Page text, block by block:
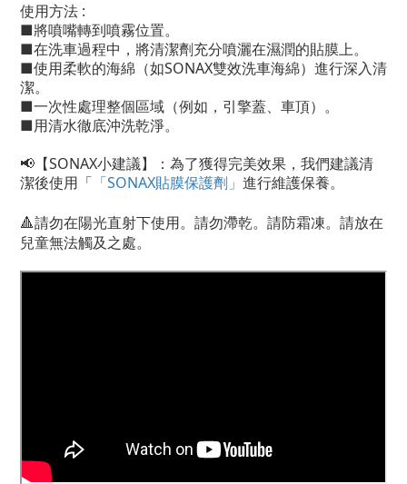
使用方法 :
■將噴嘴轉到噴霧位置。
■在洗車過程中，將清潔劑充分噴灑在濕潤的貼膜上。
■使用柔軟的海綿（如SONAX雙效洗車海綿）進行深入清
潔。
■一次性處理整個區域（例如，引擎蓋、車頂）。
■用清水徹底沖洗乾淨。
📢【SONAX小建議】：為了獲得完美效果，我們建議清
潔後使用「 「SONAX貼膜保護劑」 進行維護保養。
🔺請勿在陽光直射下使用。請勿滯乾。請防霜凍。請放在
兒童無法觸及之處。